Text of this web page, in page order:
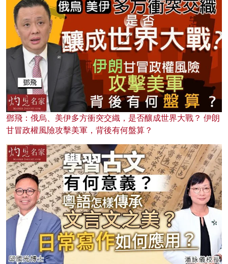
鄧飛：俄烏、美伊多方衝突交織，是否釀成世界大戰？ 伊朗
甘冒政權風險攻擊美軍，背後有何盤算？